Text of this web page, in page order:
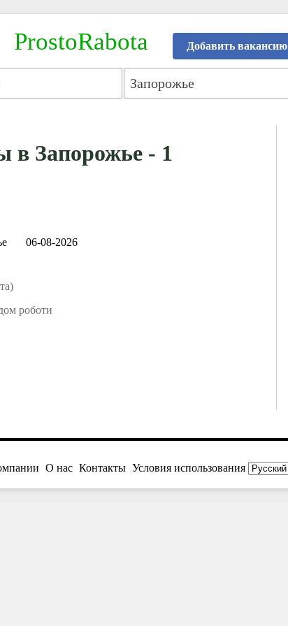
ProstoRabota Добавить вакансию
в Запорожье - 1
06-08-2026
роботи
О нас Контакты Условия использования